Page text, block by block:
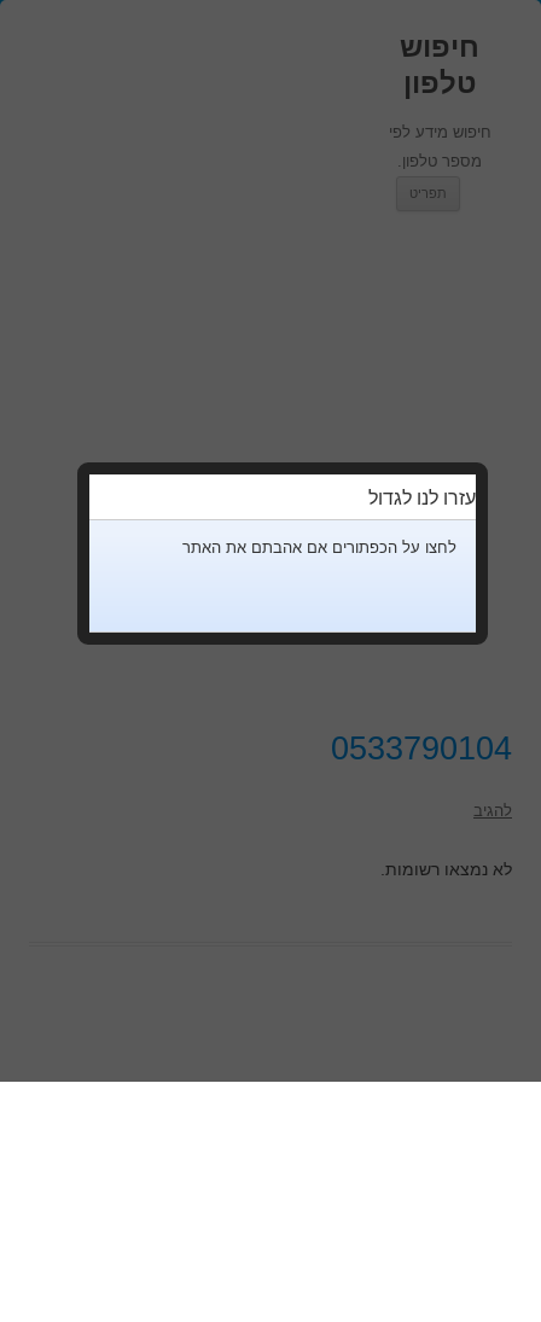
חיפוש
טלפון
חיפוש מידע לפי
מספר טלפון.
תפריט
0533790104
להגיב
לא נמצאו רשומות.
עזרו לנו לגדול
לחצו על הכפתורים אם אהבתם את האתר